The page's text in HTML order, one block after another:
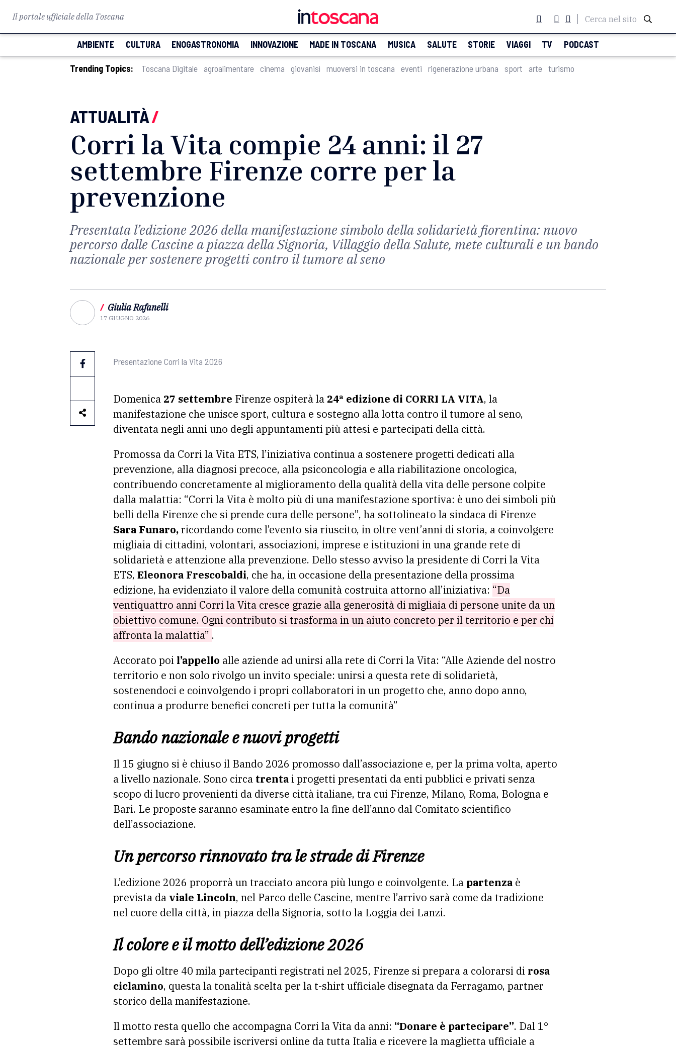
Il portale ufficiale della Toscana Cerca nel sito
AMBIENTE CULTURA ENOGASTRONOMIA INNOVAZIONE MADE IN TOSCANA MUSICA SALUTE STORIE VIAGGI TV PODCAST
Trending Topics: Toscana Digitale agroalimentare cinema giovanisì muoversi in toscana eventi rigenerazione urbana sport arte turismo
ATTUALITÀ/
Corri la Vita compie 24 anni: il 27
settembre Firenze corre per la
prevenzione
Presentata l’edizione 2026 della manifestazione simbolo della solidarietà fiorentina: nuovo
percorso dalle Cascine a piazza della Signoria, Villaggio della Salute, mete culturali e un bando
nazionale per sostenere progetti contro il tumore al seno
/ Giulia Rafanelli
17 GIUGNO 2026
Presentazione Corri la Vita 2026
Domenica 27 settembre Firenze ospiterà la 24ª edizione di CORRI LA VITA, la
manifestazione che unisce sport, cultura e sostegno alla lotta contro il tumore al seno,
diventata negli anni uno degli appuntamenti più attesi e partecipati della città.
Promossa da Corri la Vita ETS, l’iniziativa continua a sostenere progetti dedicati alla
prevenzione, alla diagnosi precoce, alla psiconcologia e alla riabilitazione oncologica,
contribuendo concretamente al miglioramento della qualità della vita delle persone colpite
dalla malattia: “Corri la Vita è molto più di una manifestazione sportiva: è uno dei simboli più
belli della Firenze che si prende cura delle persone”, ha sottolineato la sindaca di Firenze
Sara Funaro,ricordando come l’evento sia riuscito, in oltre vent’anni di storia, a coinvolgere
migliaia di cittadini, volontari, associazioni, imprese e istituzioni in una grande rete di
solidarietà e attenzione alla prevenzione. Dello stesso avviso la presidente di Corri la Vita
ETS, Eleonora Frescobaldi, che ha, in occasione della presentazione della prossima
edizione, ha evidenziato il valore della comunità costruita attorno all’iniziativa: “Da
ventiquattro anni Corri la Vita cresce grazie alla generosità di migliaia di persone unite da un
obiettivo comune. Ogni contributo si trasforma in un aiuto concreto per il territorio e per chi
affronta la malattia” .
Accorato poi l’appello alle aziende ad unirsi alla rete di Corri la Vita: “Alle Aziende del nostro
territorio e non solo rivolgo un invito speciale: unirsi a questa rete di solidarietà,
sostenendoci e coinvolgendo i propri collaboratori in un progetto che, anno dopo anno,
continua a produrre benefici concreti per tutta la comunità”
Bando nazionale e nuovi progetti
Il 15 giugno si è chiuso il Bando 2026 promosso dall’associazione e, per la prima volta, aperto
a livello nazionale. Sono circa trentai progetti presentati da enti pubblici e privati senza
scopo di lucro provenienti da diverse città italiane, tra cui Firenze, Milano, Roma, Bologna e
Bari. Le proposte saranno esaminate entro la fine dell’anno dal Comitato scientifico
dell’associazione.
Un percorso rinnovato tra le strade di Firenze
L’edizione 2026 proporrà un tracciato ancora più lungo e coinvolgente. La partenza è
prevista da viale Lincoln, nel Parco delle Cascine, mentre l’arrivo sarà come da tradizione
nel cuore della città, in piazza della Signoria, sotto la Loggia dei Lanzi.
Il colore e il motto dell’edizione 2026
Dopo gli oltre 40 mila partecipanti registrati nel 2025, Firenze si prepara a colorarsi di rosa
ciclamino, questa la tonalità scelta per la t-shirt ufficiale disegnata da Ferragamo, partner
storico della manifestazione.
Il motto resta quello che accompagna Corri la Vita da anni: “Donare è partecipare”. Dal 1°
settembre sarà possibile iscriversi online da tutta Italia e ricevere la maglietta ufficiale a